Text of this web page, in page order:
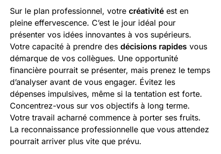
Sur le plan professionnel, votre créativité est en
pleine effervescence. C’est le jour idéal pour
présenter vos idées innovantes à vos supérieurs.
Votre capacité à prendre des décisions rapides vous
démarque de vos collègues. Une opportunité
financière pourrait se présenter, mais prenez le temps
d’analyser avant de vous engager. Évitez les
dépenses impulsives, même si la tentation est forte.
Concentrez-vous sur vos objectifs à long terme.
Votre travail acharné commence à porter ses fruits.
La reconnaissance professionnelle que vous attendez
pourrait arriver plus vite que prévu.